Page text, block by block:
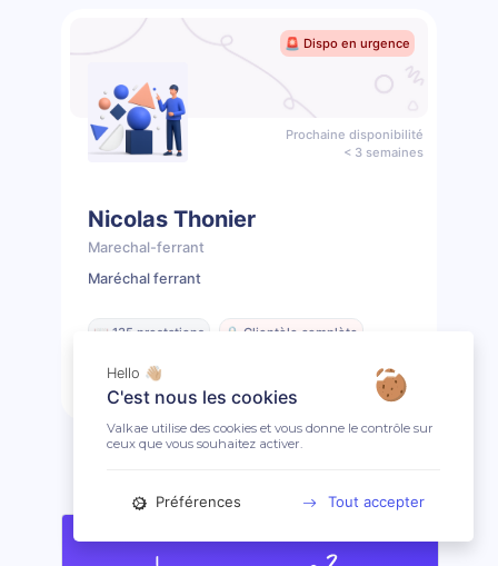
🚨 Dispo en urgence
Prochaine disponibilité
< 3 semaines
Nicolas Thonier
Marechal-ferrant
Maréchal ferrant
📖 135 prestations 🔒 Clientèle complète
Prendre rendez-vous
Hello 👋🏼
C'est nous les cookies
Valkae utilise des cookies et vous donne le contrôle sur
ceux que vous souhaitez activer.
Préférences Tout accepter